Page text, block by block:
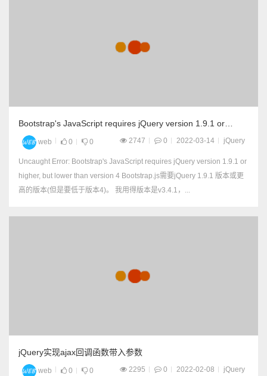
Bootstrap's JavaScript requires jQuery version 1.9.1 or
higher, but lower than version 4
web 0 0 2747 0 2022-03-14 jQuery
Uncaught Error: Bootstrap's JavaScript requires jQuery version 1.9.1 or
higher, but lower than version 4 Bootstrap.js需要jQuery 1.9.1 版本或更
高的版本(但是要低于版本4)。 我用得版本是v3.4.1，...
jQuery实现ajax回调函数带入参数
web 0 0 2295 0 2022-02-08 jQuery